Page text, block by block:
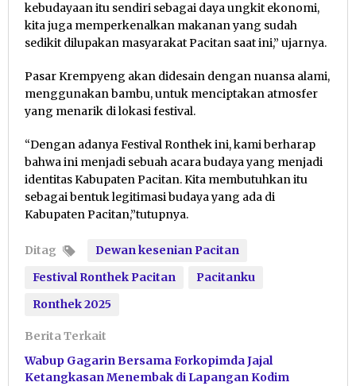
kebudayaan itu sendiri sebagai daya ungkit ekonomi,
kita juga memperkenalkan makanan yang sudah
sedikit dilupakan masyarakat Pacitan saat ini,” ujarnya.
Pasar Krempyeng akan didesain dengan nuansa alami,
menggunakan bambu, untuk menciptakan atmosfer
yang menarik di lokasi festival.
“Dengan adanya Festival Ronthek ini, kami berharap
bahwa ini menjadi sebuah acara budaya yang menjadi
identitas Kabupaten Pacitan. Kita membutuhkan itu
sebagai bentuk legitimasi budaya yang ada di
Kabupaten Pacitan,”tutupnya.
Ditag
Dewan kesenian Pacitan
Festival Ronthek Pacitan
Pacitanku
Ronthek 2025
Berita Terkait
Wabup Gagarin Bersama Forkopimda Jajal
Ketangkasan Menembak di Lapangan Kodim